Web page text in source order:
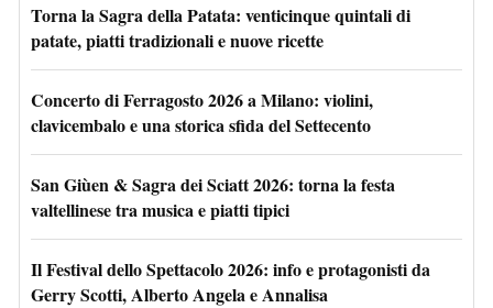
Torna la Sagra della Patata: venticinque quintali di
patate, piatti tradizionali e nuove ricette
Concerto di Ferragosto 2026 a Milano: violini,
clavicembalo e una storica sfida del Settecento
San Giùen & Sagra dei Sciatt 2026: torna la festa
valtellinese tra musica e piatti tipici
Il Festival dello Spettacolo 2026: info e protagonisti da
Gerry Scotti, Alberto Angela e Annalisa